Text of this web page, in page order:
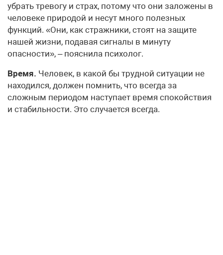
убрать тревогу и страх, потому что они заложены в
человеке природой и несут много полезных
функций. «Они, как стражники, стоят на защите
нашей жизни, подавая сигналы в минуту
опасности», – пояснила психолог.
Время. Человек, в какой бы трудной ситуации не
находился, должен помнить, что всегда за
сложным периодом наступает время спокойствия
и стабильности. Это случается всегда.